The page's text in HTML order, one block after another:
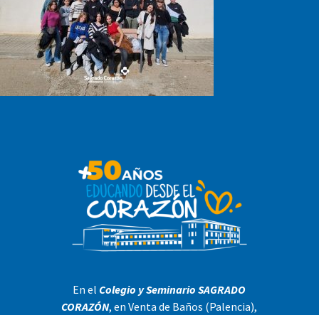
En el Colegio y Seminario SAGRADO
CORAZÓN, en Venta de Baños (Palencia),